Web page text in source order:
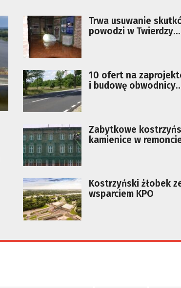
Trwa usuwanie
powodzi w Twierdzy
10 ofert na
i budowę obwodnicy
Zabytkowe
kamienice w
Kostrzyński żłobek
wsparciem KPO